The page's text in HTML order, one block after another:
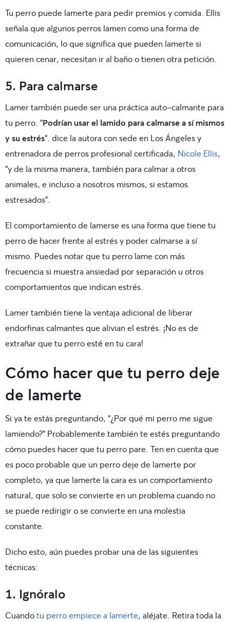
Tu perro puede lamerte para pedir premios y comida. Ellis
señala que algunos perros lamen como una forma de
comunicación, lo que significa que pueden lamerte si
quieren cenar, necesitan ir al baño o tienen otra petición.
5. Para calmarse
Lamer también puede ser una práctica auto-calmante para
tu perro. “Podrían usar el lamido para calmarse a sí mismos
y su estrés“. dice la autora con sede en Los Ángeles y
entrenadora de perros profesional certificada, Nicole Ellis,
“y de la misma manera, también para calmar a otros
animales, e incluso a nosotros mismos, si estamos
estresados”.
El comportamiento de lamerse es una forma que tiene tu
perro de hacer frente al estrés y poder calmarse a sí
mismo. Puedes notar que tu perro lame con más
frecuencia si muestra ansiedad por separación u otros
comportamientos que indican estrés.
Lamer también tiene la ventaja adicional de liberar
endorfinas calmantes que alivian el estrés. ¡No es de
extrañar que tu perro esté en tu cara!
Cómo hacer que tu perro deje
de lamerte
Si ya te estás preguntando, “¿Por qué mi perro me sigue
lamiendo?” Probablemente también te estés preguntando
cómo puedes hacer que tu perro pare. Ten en cuenta que
es poco probable que un perro deje de lamerte por
completo, ya que lamerte la cara es un comportamiento
natural, que solo se convierte en un problema cuando no
se puede redirigir o se convierte en una molestia
constante.
Dicho esto, aún puedes probar una de las siguientes
técnicas:
1. Ignóralo
Cuandotu perro empiece a lamerte, aléjate. Retira toda la